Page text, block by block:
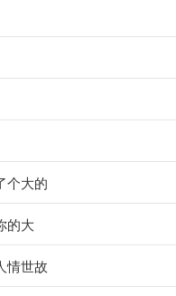
个大的
的大
情世故